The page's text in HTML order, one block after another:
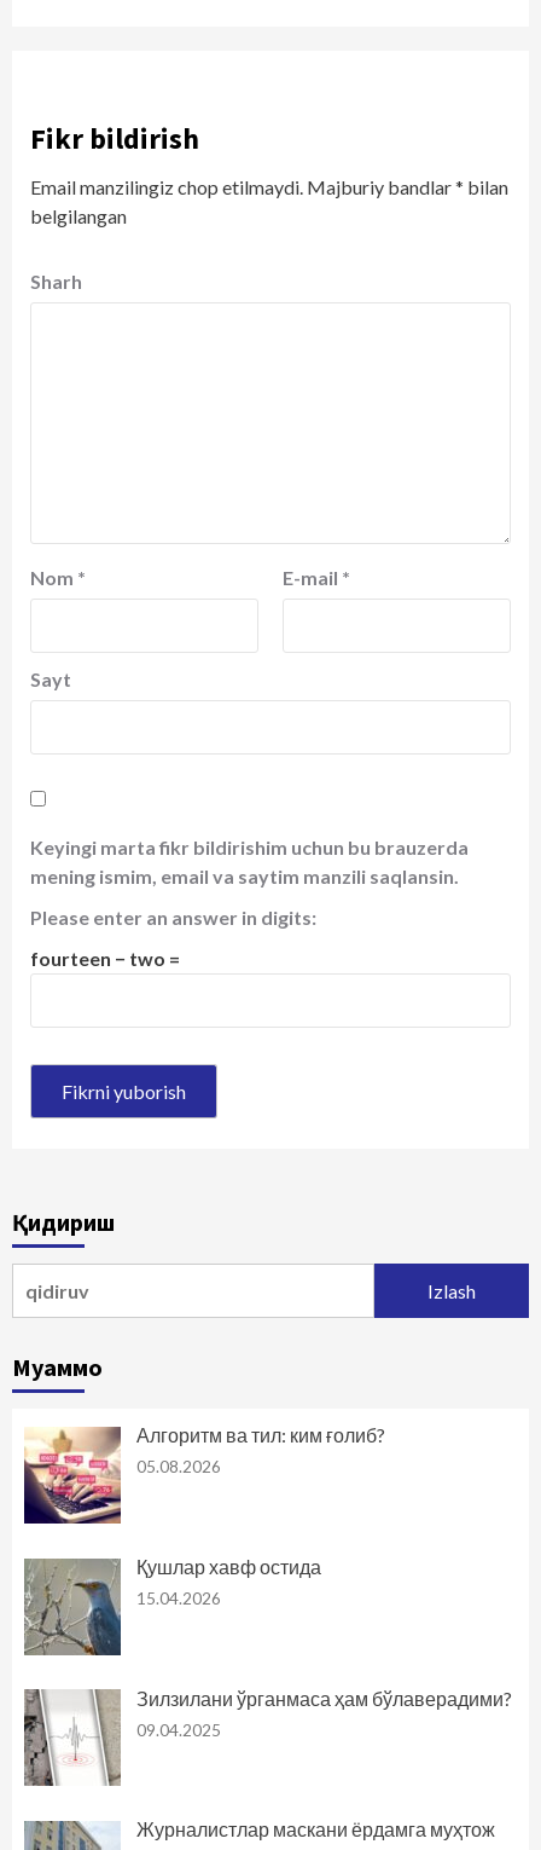
Fikr bildirish
Email manzilingiz chop etilmaydi. Majburiy bandlar* bilan
belgilangan
Sharh
Nom * E-mail *
Sayt
Keyingi marta fikr bildirishim uchun bu brauzerda
mening ismim, email va saytim manzili saqlansin.
Please enter an answer in digits:
fourteen − two =
Қидириш
Муаммо
Алгоритм ва тил: ким ғолиб?
05.08.2026
Қушлар хавф остида
15.04.2026
Зилзилани ўрганмаса ҳам бўлаверадими?
09.04.2025
Журналистлар маскани ёрдамга муҳтож